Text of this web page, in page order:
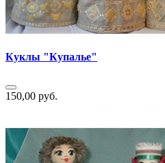
Куклы "Купалье"
150,00 руб.